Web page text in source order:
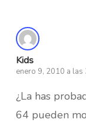
Kids
enero 9, 2010 a las
¿La has
64 pueden